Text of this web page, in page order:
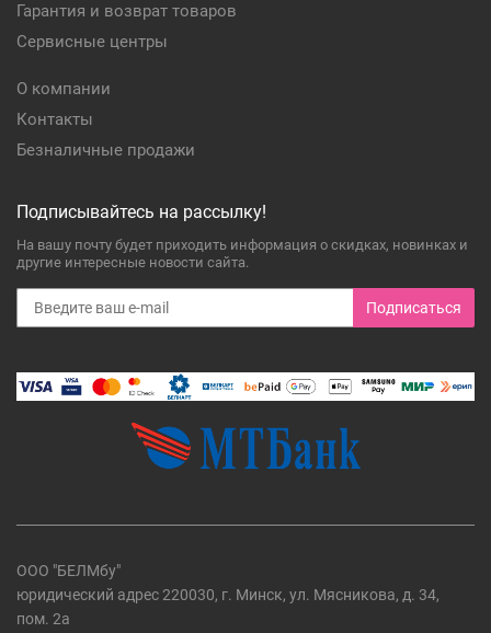
Гарантия и возврат товаров
Сервисные центры
О компании
Контакты
Безналичные продажи
Подписывайтесь на рассылку!
На вашу почту будет приходить информация о скидках, новинках и
другие интересные новости сайта.
Подписаться
ООО "БЕЛМбу"
юридический адрес 220030, г. Минск, ул. Мясникова, д. 34,
пом. 2а